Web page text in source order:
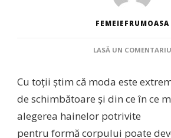
FEMEIEFRUMOASA
LASĂ UN COMENTARIU
Cu toţii ştim că moda este
de schimbătoare şi din ce în ce
alegerea hainelor potrivite
pentru formă corpului poate